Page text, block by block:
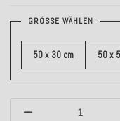
GRÖSSE WÄHLEN
50 x 30 cm 50 x